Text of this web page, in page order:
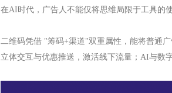
在AI时代，广告人不能仅将思维局限于工具的
二维码凭借 "筹码+渠道"双重属性，能将普通
立体交互与优惠推送，激活线下流量 ； AI与数